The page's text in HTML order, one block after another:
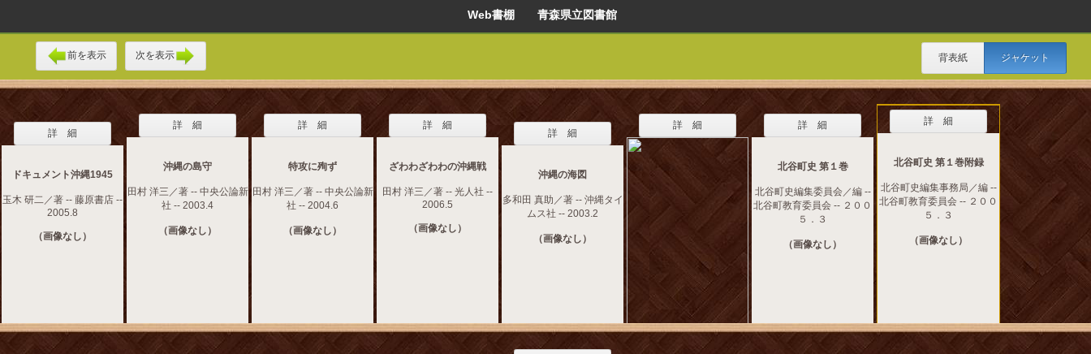
Web書棚 青森県立図書館
前を表示 次を表示 背表紙 ジャケット
詳 細
ドキュメント沖縄1945
玉木 研二／著 -- 藤原書店 --
2005.8
（画像なし）
詳 細
沖縄の島守
田村 洋三／著 -- 中央公論新
社 -- 2003.4
（画像なし）
詳 細
特攻に殉ず
田村 洋三／著 -- 中央公論新
社 -- 2004.6
（画像なし）
詳 細
ざわわざわわの沖縄戦
田村 洋三／著 -- 光人社 --
2006.5
（画像なし）
詳 細
沖縄の海図
多和田 真助／著 -- 沖縄タイ
ムス社 -- 2003.2
（画像なし）
詳 細 詳 細
北谷町史 第１巻
北谷町史編集委員会／編 --
北谷町教育委員会 -- ２００
５．３
（画像なし）
詳 細
北谷町史 第１巻附録
北谷町史編集事務局／編 --
北谷町教育委員会 -- ２００
５．３
（画像なし）